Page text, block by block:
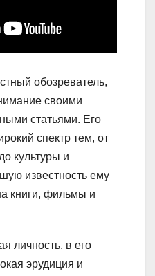
обозреватель,
своими
статьями. Его
спектр тем, от
культуры и
известность ему
книги, фильмы и
личность, в его
эрудиция и